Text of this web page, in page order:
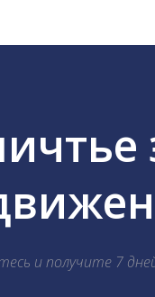
и получите 7